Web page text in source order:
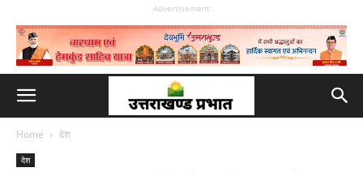
Advertisement
Home देश
देश